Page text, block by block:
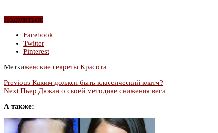
Поделиться:
Facebook
Twitter
Pinterest
Меткиженские секреты Красота
Previous Каким должен быть классический клатч?
Next Пьер Дюкан о своей методике снижения веса
А также: